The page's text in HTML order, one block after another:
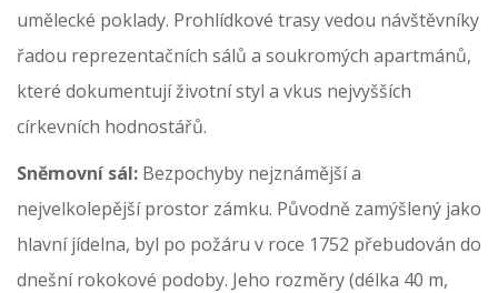
umělecké poklady. Prohlídkové trasy vedou návštěvníky
řadou reprezentačních sálů a soukromých apartmánů,
které dokumentují životní styl a vkus nejvyšších
církevních hodnostářů.
Sněmovní sál: Bezpochyby nejznámější a
nejvelkolepější prostor zámku. Původně zamýšlený jako
hlavní jídelna, byl po požáru v roce 1752 přebudován do
dnešní rokokové podoby. Jeho rozměry (délka 40 m,